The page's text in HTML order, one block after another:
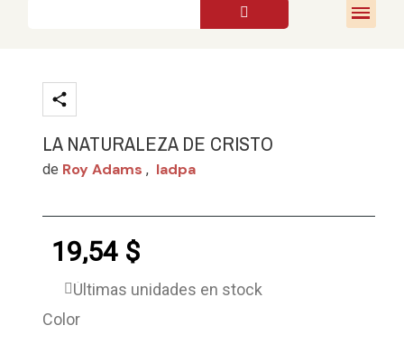
LA NATURALEZA DE CRISTO
de Roy Adams , Iadpa
19,54 $
Últimas unidades en stock
Color